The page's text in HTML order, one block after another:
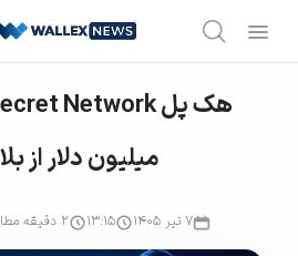
content
میلیون دلار از
۷ تیر ۱۴۰۵ ۱۳:۱۵ 2 دقیقه مطالعه